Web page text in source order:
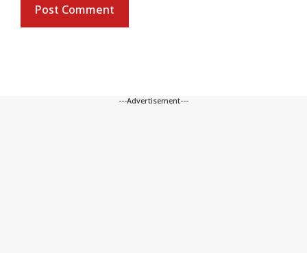
---Advertisement---